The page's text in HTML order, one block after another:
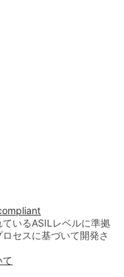
いるASILレベルに準拠
セスに基づいて開発さ
て